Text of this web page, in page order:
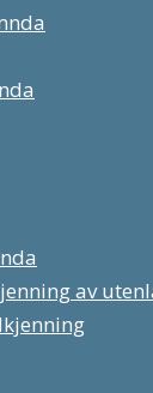
av